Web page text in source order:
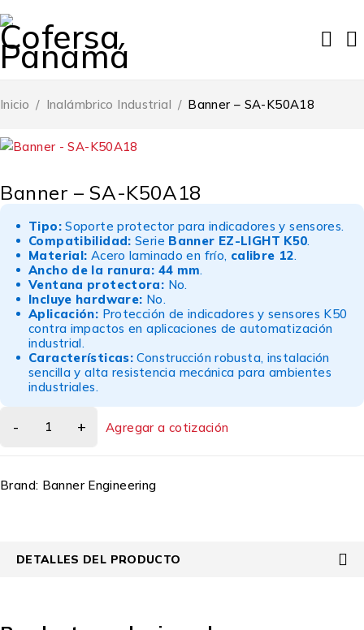
Inicio / Inalámbrico Industrial / Banner – SA-K50A18
Banner – SA-K50A18
Tipo:Soporte protector para indicadores y sensores.
Compatibilidad: Serie Banner EZ-LIGHT K50.
Material: Acero laminado en frío, calibre 12.
Ancho de la ranura: 44 mm.
Ventana protectora: No.
Incluye hardware: No.
Aplicación: Protección de indicadores y sensores K50
contra impactos en aplicaciones de automatización
industrial.
Características: Construcción robusta, instalación
sencilla y alta resistencia mecánica para ambientes
industriales.
Agregar a cotización
Brand: Banner Engineering
DETALLES DEL PRODUCTO